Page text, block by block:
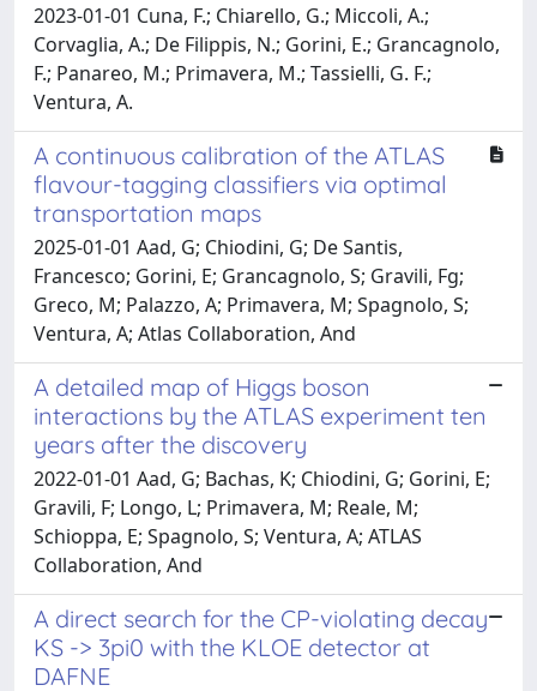
2023-01-01 Cuna, F.; Chiarello, G.; Miccoli, A.;
Corvaglia, A.; De Filippis, N.; Gorini, E.; Grancagnolo,
F.; Panareo, M.; Primavera, M.; Tassielli, G. F.;
Ventura, A.
A continuous calibration of the ATLAS
flavour-tagging classifiers via optimal
transportation maps
2025-01-01 Aad, G; Chiodini, G; De Santis,
Francesco; Gorini, E; Grancagnolo, S; Gravili, Fg;
Greco, M; Palazzo, A; Primavera, M; Spagnolo, S;
Ventura, A; Atlas Collaboration, And
A detailed map of Higgs boson
interactions by the ATLAS experiment ten
years after the discovery
2022-01-01 Aad, G; Bachas, K; Chiodini, G; Gorini, E;
Gravili, F; Longo, L; Primavera, M; Reale, M;
Schioppa, E; Spagnolo, S; Ventura, A; ATLAS
Collaboration, And
A direct search for the CP-violating decay
KS -> 3pi0 with the KLOE detector at
DAFNE